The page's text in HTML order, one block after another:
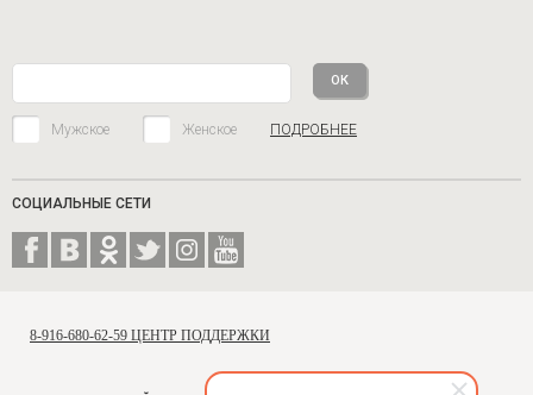
Мужское Женское ПОДРОБНЕЕ
СОЦИАЛЬНЫЕ СЕТИ
8-916-680-62-59 ЦЕНТР ПОДДЕРЖКИ